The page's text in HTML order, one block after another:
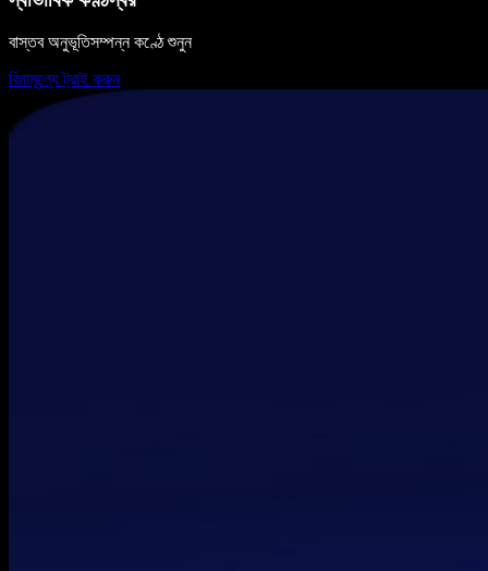
বাস্তব অনুভূতিসম্পন্ন কণ্ঠে শুনুন
বিনামূল্যে ট্রাই করুন